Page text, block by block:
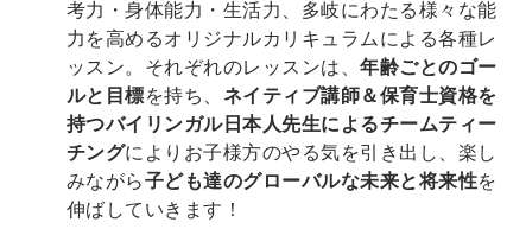
考力・身体能力・生活力、多岐にわたる様々な能
力を高めるオリジナルカリキュラムによる各種レ
ッスン。それぞれのレッスンは、年齢ごとのゴー
ルと目標を持ち、 ネイティブ講師＆保育士資格を
持つバイリンガル日本人先生によるチームティー
チングによりお子様方のやる気を引き出し、楽し
みながら子ども達のグローバルな未来と将来性を
伸ばしていきます！